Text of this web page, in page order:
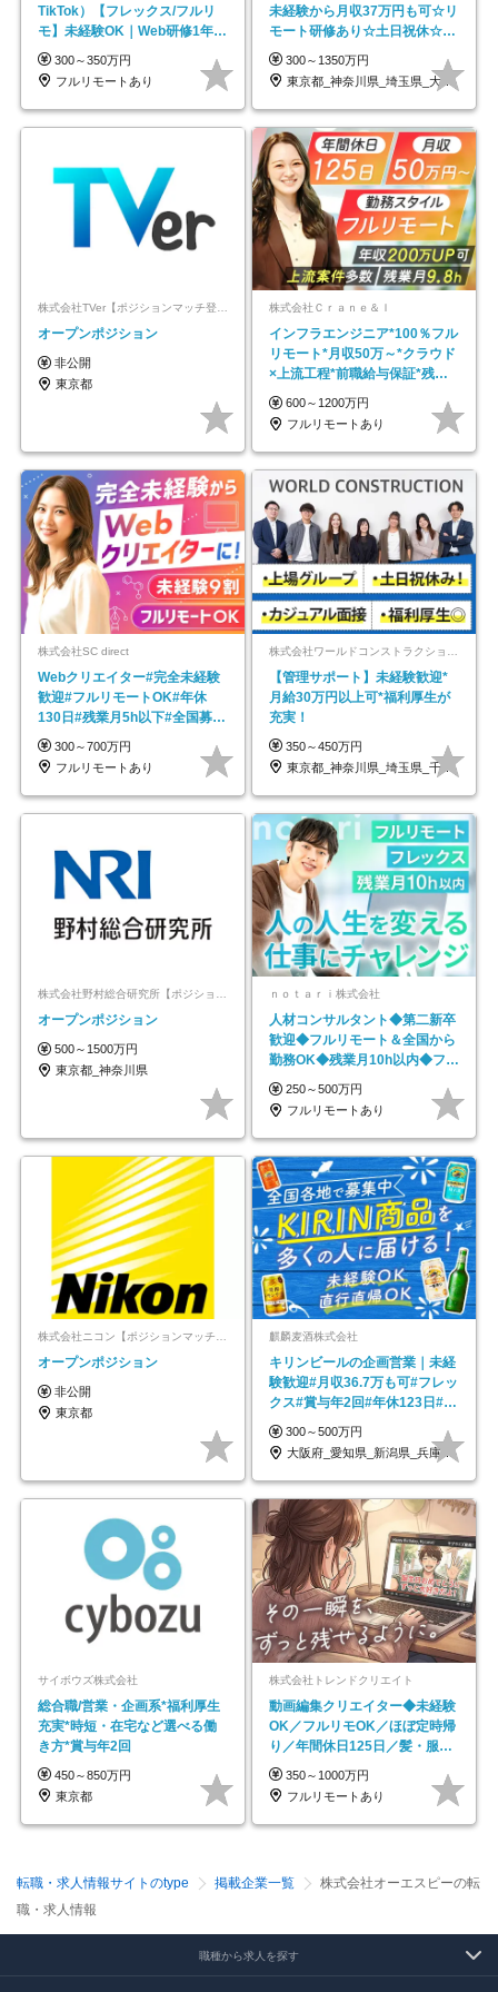
TikTok）【フレックス/フルリ
モ】未経験OK｜Web研修1年間
｜副業OK
300～350万円
フルリモートあり
未経験から月収37万円も可☆リ
モート研修あり☆土日祝休☆20
代～30代活躍/b
300～1350万円
東京都_神奈川県_埼玉県_大阪府_愛知県…
株式会社TVer【ポジションマッチ登録】
オープンポジション
非公開
東京都
株式会社Ｃｒａｎｅ＆Ｉ
インフラエンジニア*100％フル
リモート*月収50万～*クラウド
×上流工程*前職給与保証*残業
月9.8h
600～1200万円
フルリモートあり
株式会社SC direct
Webクリエイター#完全未経験
歓迎#フルリモートOK#年休
130日#残業月5h以下#全国募集
#最大1年の研修
300～700万円
フルリモートあり
【管理サポート】未経験歓迎*
月給30万円以上可*福利厚生が
充実！
350～450万円
東京都_神奈川県_埼玉県_千葉県_大阪府…
オープンポジション
500～1500万円
東京都_神奈川県
ｎｏｔａｒｉ株式会社
人材コンサルタント◆第二新卒
歓迎◆フルリモート＆全国から
勤務OK◆残業月10h以内◆フレ
ックス制
250～500万円
フルリモートあり
株式会社ニコン【ポジションマッチ登録】
オープンポジション
非公開
東京都
麒麟麦酒株式会社
キリンビールの企画営業｜未経
験歓迎#月収36.7万も可#フレッ
クス#賞与年2回#年休123日#完
全週休2日制
300～500万円
大阪府_愛知県_新潟県_兵庫県_福岡県
サイボウズ株式会社
総合職/営業・企画系*福利厚生
充実*時短・在宅など選べる働
き方*賞与年2回
450～850万円
東京都
株式会社トレンドクリエイト
動画編集クリエイター◆未経験
OK／フルリモOK／ほぼ定時帰
り／年間休日125日／髪・服・
ネイル自由／副業OK
350～1000万円
フルリモートあり
転職・求人情報サイトのtype 掲載企業一覧
株式会社オーエスピーの転
職・求人情報
職種から求人を探す